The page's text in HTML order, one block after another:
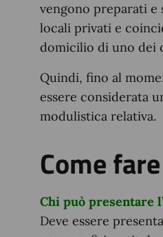
vengono preparati
locali privati e
domicilio di uno dei
Quindi, fino al
essere considerata
modulistica relativa.
Come fare
Chi può presentare
Deve essere